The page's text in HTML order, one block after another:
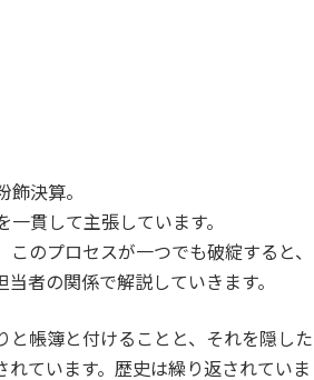
決算。
貫して主張しています。
のプロセスが一つでも破綻すると、
者の関係で解説していきます。
と帳簿と付けることと、それを隠した
ています。歴史は繰り返されていま